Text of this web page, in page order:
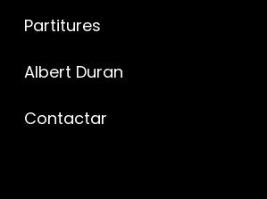
Partitures
Albert Duran
Contactar